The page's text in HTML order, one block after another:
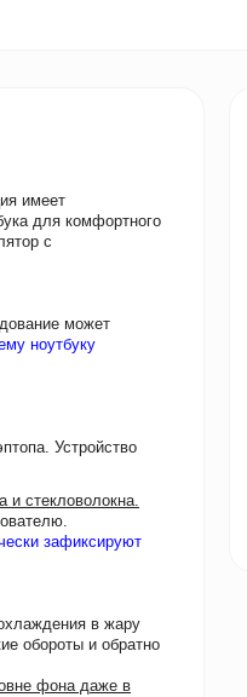
имеет
для комфортного
с
может
ноутбуку
Устройство
и стекловолокна.
зафиксируют
в жару
обороты и обратно
фона даже в